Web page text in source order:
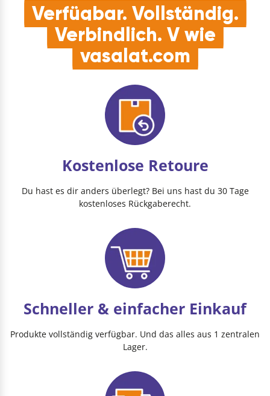
Verfügbar. Vollständig.
Verbindlich. V wie
vasalat.com
Kostenlose Retoure
Du hast es dir anders überlegt? Bei uns hast du 30 Tage
kostenloses Rückgaberecht.
Schneller & einfacher Einkauf
Produkte vollständig verfügbar. Und das alles aus 1 zentralen
Lager.